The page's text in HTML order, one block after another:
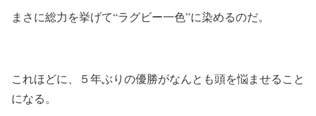
まさに総力を挙げて“ラグビー一色”に染めるのだ。
これほどに、５年ぶりの優勝がなんとも頭を悩ませること
になる。